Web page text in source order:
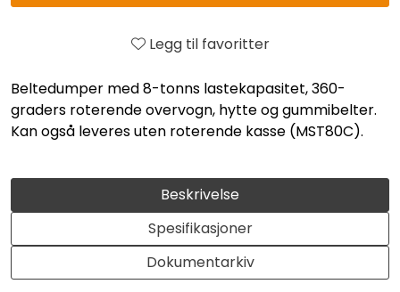
Legg til favoritter
Beltedumper med 8-tonns lastekapasitet, 360-
graders roterende overvogn, hytte og gummibelter.
Kan også leveres uten roterende kasse (MST80C).
Beskrivelse
Spesifikasjoner
Dokumentarkiv